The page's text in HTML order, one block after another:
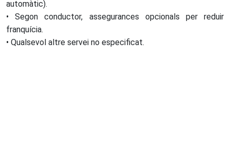
automàtic).
• Segon conductor, assegurances opcionals per reduir
franquícia.
• Qualsevol altre servei no especificat.